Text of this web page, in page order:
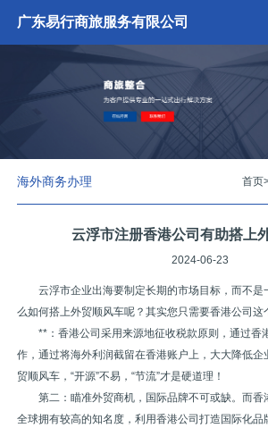
广东易行商旅服务有限公司
海外商务办理 首页
云浮市注册香港公司有助搭上
2024-06-23
云浮市企业出海要制定长期的市场目标，而不
么如何搭上外贸顺风车呢？其实您只需要香港公司这
**：香港公司采用来源地征收税款原则，通过香
作，通过将海外利润截留在香港账户上，大大降低
贸顺风车，“开源”不易，“节流”才是硬道理！
第二：瞄准外贸商机，国际品牌不可或缺。而
全球拥有较高的知名度，利用香港公司打造国际化品